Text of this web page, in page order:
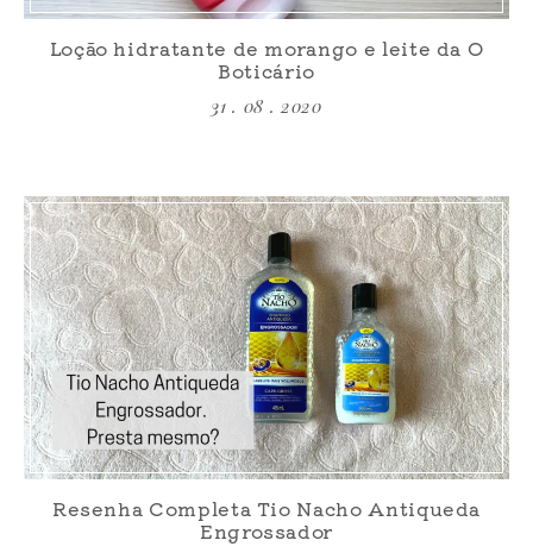
Loção hidratante de morango e leite da O
Boticário
31 . 08 . 2020
Resenha Completa Tio Nacho Antiqueda
Engrossador